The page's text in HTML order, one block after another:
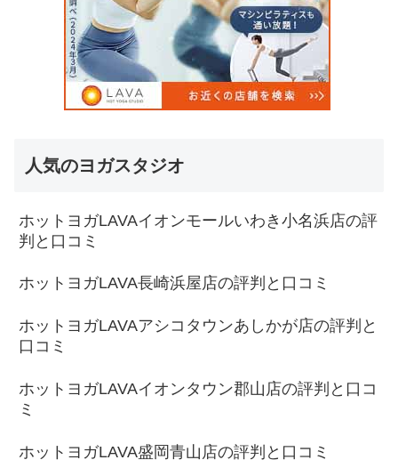
人気のヨガスタジオ
ホットヨガLAVAイオンモールいわき小名浜店の評
判と口コミ
ホットヨガLAVA長崎浜屋店の評判と口コミ
ホットヨガLAVAアシコタウンあしかが店の評判と
口コミ
ホットヨガLAVAイオンタウン郡山店の評判と口コ
ミ
ホットヨガLAVA盛岡青山店の評判と口コミ